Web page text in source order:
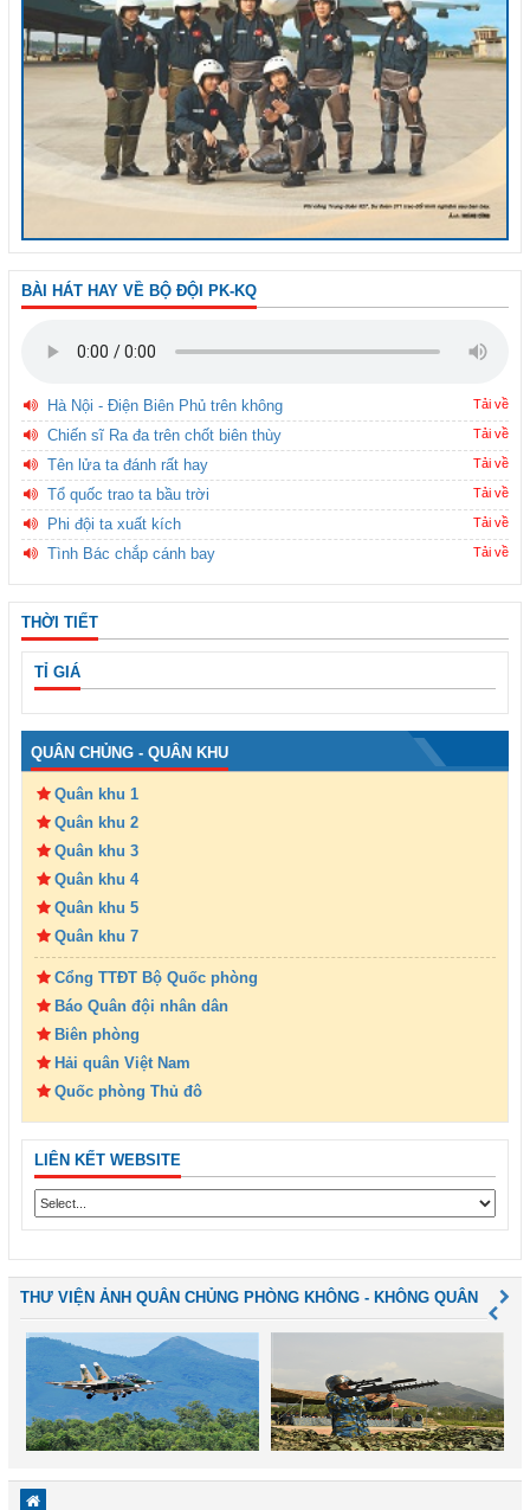
BÀI HÁT HAY VỀ BỘ ĐỘI PK-KQ
Hà Nội - Điện Biên Phủ trên không Tải về
Chiến sĩ Ra đa trên chốt biên thùy Tải về
Tên lửa ta đánh rất hay Tải về
Tổ quốc trao ta bầu trời Tải về
Phi đội ta xuất kích Tải về
Tình Bác chắp cánh bay Tải về
THỜI TIẾT
TỈ GIÁ
QUÂN CHỦNG - QUÂN KHU
Quân khu 1
Quân khu 2
Quân khu 3
Quân khu 4
Quân khu 5
Quân khu 7
Cổng TTĐT Bộ Quốc phòng
Báo Quân đội nhân dân
Biên phòng
Hải quân Việt Nam
Quốc phòng Thủ đô
LIÊN KẾT WEBSITE
THƯ VIỆN ẢNH QUÂN CHỦNG PHÒNG KHÔNG - KHÔNG QUÂN